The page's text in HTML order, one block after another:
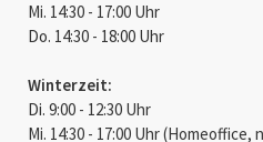
Mi. 14:30 - 17:00 Uhr
Do. 14:30 - 18:00 Uhr
Winterzeit:
Di. 9:00 - 12:30 Uhr
Mi. 14:30 - 17:00 Uhr